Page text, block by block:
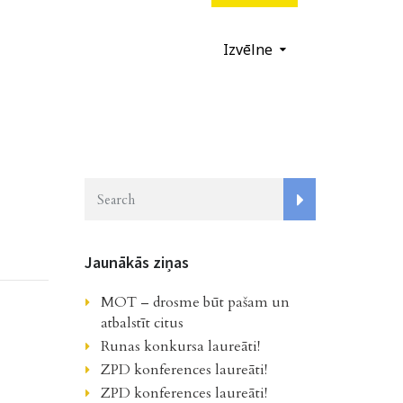
Izvēlne
Jaunākās ziņas
MOT – drosme būt pašam un
atbalstīt citus
Runas konkursa laureāti!
ZPD konferences laureāti!
ZPD konferences laureāti!